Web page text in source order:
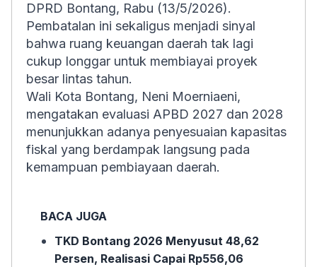
DPRD Bontang, Rabu (13/5/2026).
Pembatalan ini sekaligus menjadi sinyal
bahwa ruang keuangan daerah tak lagi
cukup longgar untuk membiayai proyek
besar lintas tahun.
Wali Kota Bontang, Neni Moerniaeni,
mengatakan evaluasi APBD 2027 dan 2028
menunjukkan adanya penyesuaian kapasitas
fiskal yang berdampak langsung pada
kemampuan pembiayaan daerah.
BACA JUGA
TKD Bontang 2026 Menyusut 48,62
Persen, Realisasi Capai Rp556,06